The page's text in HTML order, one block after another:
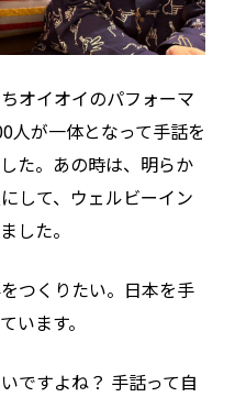
オイオイのパフォーマ
人が一体となって手話を
た。あの時は、明らか
して、ウェルビーイン
した。
つくりたい。日本を手
います。
ですよね？ 手話って自